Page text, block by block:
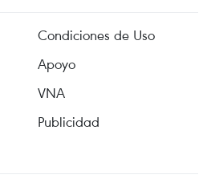
Condiciones de Uso
Apoyo
VNA
Publicidad